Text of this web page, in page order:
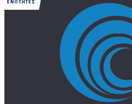
ΕΝΟΤΗΤΕΣ